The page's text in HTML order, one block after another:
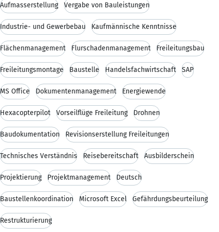
Aufmasserstellung Vergabe von Bauleistungen
Industrie- und Gewerbebau Kaufmännische Kenntnisse
Flächenmanagement Flurschadenmanagement Freileitungsbau
Freileitungsmontage Baustelle Handelsfachwirtschaft SAP
MS Office Dokumentenmanagement Energiewende
Hexacopterpilot Vorseilflüge Freileitung Drohnen
Baudokumentation Revisionserstellung Freileitungen
Technisches Verständnis Reisebereitschaft Ausbilderschein
Projektierung Projektmanagement Deutsch
Baustellenkoordination Microsoft Excel Gefährdungsbeurteilung
Restrukturierung